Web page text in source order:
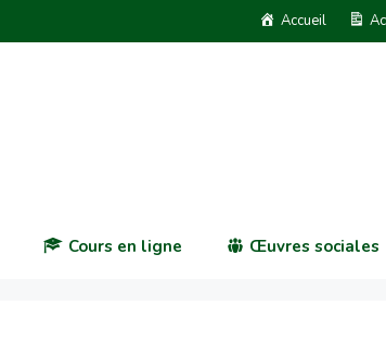
Accueil
Cours en ligne Œuvres sociales